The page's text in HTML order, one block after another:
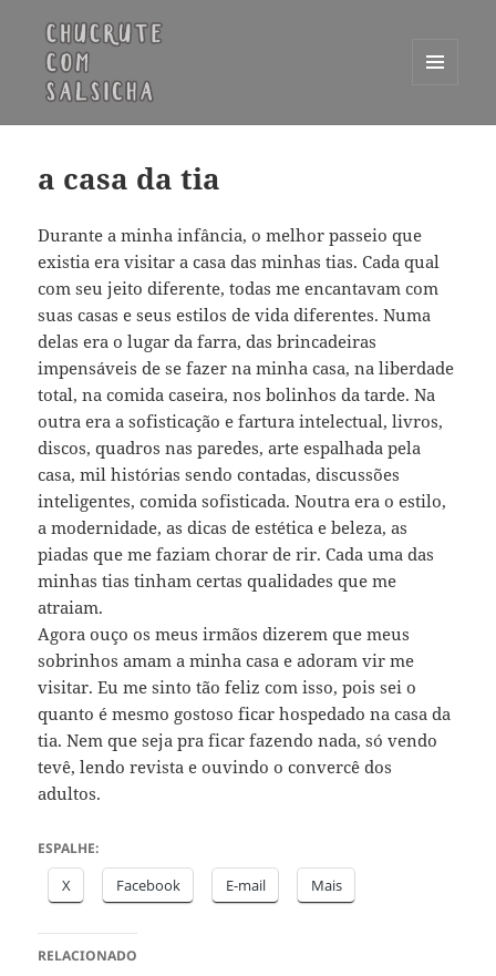
WIDGETS
a casa da tia
Durante a minha infância, o melhor passeio que
existia era visitar a casa das minhas tias. Cada qual
com seu jeito diferente, todas me encantavam com
suas casas e seus estilos de vida diferentes. Numa
delas era o lugar da farra, das brincadeiras
impensáveis de se fazer na minha casa, na liberdade
total, na comida caseira, nos bolinhos da tarde. Na
outra era a sofisticação e fartura intelectual, livros,
discos, quadros nas paredes, arte espalhada pela
casa, mil histórias sendo contadas, discussões
inteligentes, comida sofisticada. Noutra era o estilo,
a modernidade, as dicas de estética e beleza, as
piadas que me faziam chorar de rir. Cada uma das
minhas tias tinham certas qualidades que me
atraiam.
Agora ouço os meus irmãos dizerem que meus
sobrinhos amam a minha casa e adoram vir me
visitar. Eu me sinto tão feliz com isso, pois sei o
quanto é mesmo gostoso ficar hospedado na casa da
tia. Nem que seja pra ficar fazendo nada, só vendo
tevê, lendo revista e ouvindo o convercê dos
adultos.
ESPALHE:
X Facebook E-mail Mais
RELACIONADO